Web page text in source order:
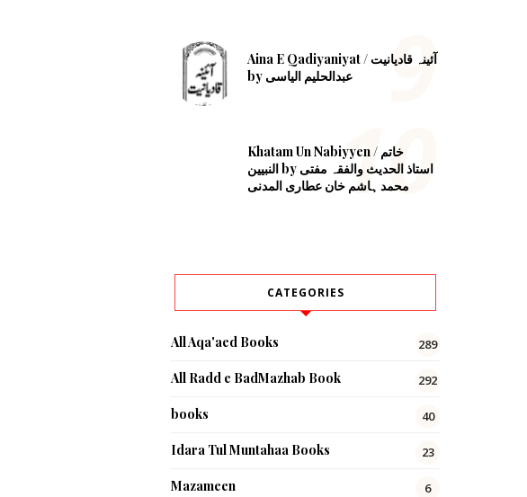
Aina E Qadiyaniyat / آئینہ قادیانیت
by عبدالحلیم الیاسی
Khatam Un Nabiyyen / خاتم
النبیین by استاذ الحدیث والفقہ مفتی
محمد ہاشم خان عطاری المدنی
CATEGORIES
All Aqa'aed Books 289
All Radd e BadMazhab Book 292
books 40
Idara Tul Muntahaa Books 23
Mazameen 6